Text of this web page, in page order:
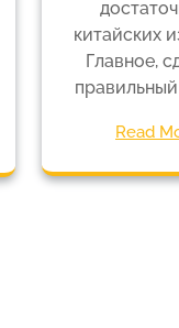
китайских
Главное,
Read